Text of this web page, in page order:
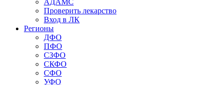
АДАМС
Проверить лекарство
Вход в ЛК
Регионы
ДФО
ПФО
СЗФО
СКФО
СФО
УФО